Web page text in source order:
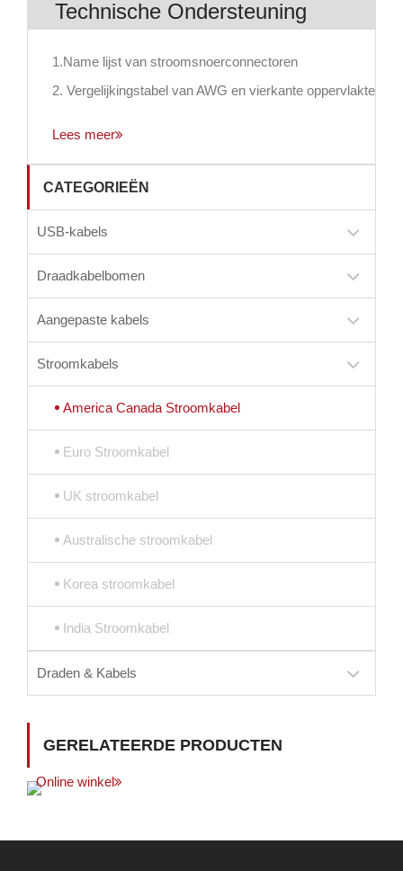
Technische Ondersteuning
1.Name lijst van stroomsnoerconnectoren
2. Vergelijkingstabel van AWG en vierkante oppervlakte
Lees meer
CATEGORIEËN
USB-kabels
Draadkabelbomen
Aangepaste kabels
Stroomkabels
America Canada Stroomkabel
Euro Stroomkabel
UK stroomkabel
Australische stroomkabel
Korea stroomkabel
India Stroomkabel
Draden & Kabels
GERELATEERDE PRODUCTEN
Online winkel